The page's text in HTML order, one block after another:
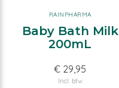
RAINPHARMA
Baby Bath Milk
200mL
€ 29,95
Incl. btw